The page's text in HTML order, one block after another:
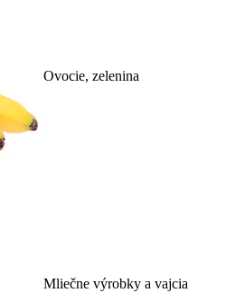
Ovocie, zelenina
Mliečne výrobky a vajcia